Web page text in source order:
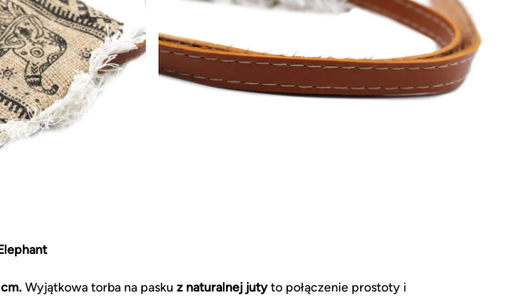
Wyjątkowa torba na pasku z naturalnej jutyto połączenie prostoty i